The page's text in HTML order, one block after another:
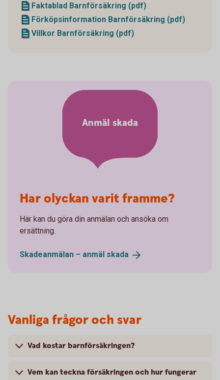
Faktablad Barnförsäkring (pdf)
Förköpsinformation Barnförsäkring (pdf)
Villkor Barnförsäkring (pdf)
Anmäl skada
Har olyckan varit framme?
Här kan du göra din anmälan och ansöka om
ersättning.
Skadeanmälan – anmäl skada
Vanliga frågor och svar
Vad kostar barnförsäkringen?
Vem kan teckna försäkringen och hur fungerar